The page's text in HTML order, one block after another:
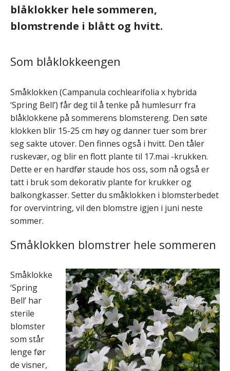
blåklokker hele sommeren,
blomstrende i blått og hvitt.
Som blåklokkeengen
Småklokken (Campanula cochlearifolia x hybrida
‘Spring Bell’) får deg til å tenke på humlesurr fra
blåklokkene på sommerens blomstereng. Den søte
klokken blir 15-25 cm høy og danner tuer som brer
seg sakte utover. Den finnes også i hvitt. Den tåler
ruskevær, og blir en flott plante til 17.mai -krukken.
Dette er en hardfør staude hos oss, som nå også er
tatt i bruk som dekorativ plante for krukker og
balkongkasser. Setter du småklokken i blomsterbedet
for overvintring, vil den blomstre igjen i juni neste
sommer.
Småklokken blomstrer hele sommeren
Småklokke
‘Spring
Bell’ har
sterile
blomster
som står
lenge før
de visner,